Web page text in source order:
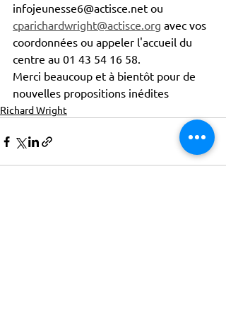
infojeunesse6@actisce.net ou
cparichardwright@actisce.org avec vos
coordonnées ou appeler l'accueil du
centre au 01 43 54 16 58.
Merci beaucoup et à bientôt pour de
nouvelles propositions inédites
Richard Wright